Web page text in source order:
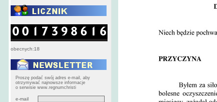
obecnych:18
Proszę podać swój adres e-mail, aby
otrzymywać najnowsze informacje
o serwisie www.regnumchristi
e-mail